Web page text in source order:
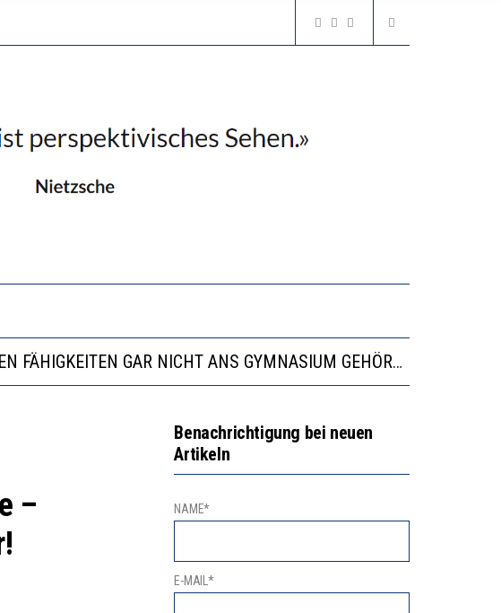
BEI DEN LERNLEISTUNGEN”
“VIEL ZU VIELE SCHÜLER, DIE GEMESSEN AN IHREN FÄHIGKEITEN GAR NICHT ANS GYMNASIUM GEHÖREN”
BEI DEN LERNLEISTUNGEN”
–
Benachrichtigung bei neuen
Artikeln
NAME*
E-MAIL*